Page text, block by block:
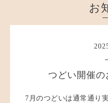
お
つどい開催の
7月のつどいは通常通り